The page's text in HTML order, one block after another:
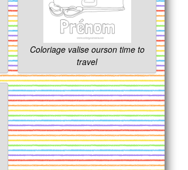
Coloriage valise ourson time to
travel